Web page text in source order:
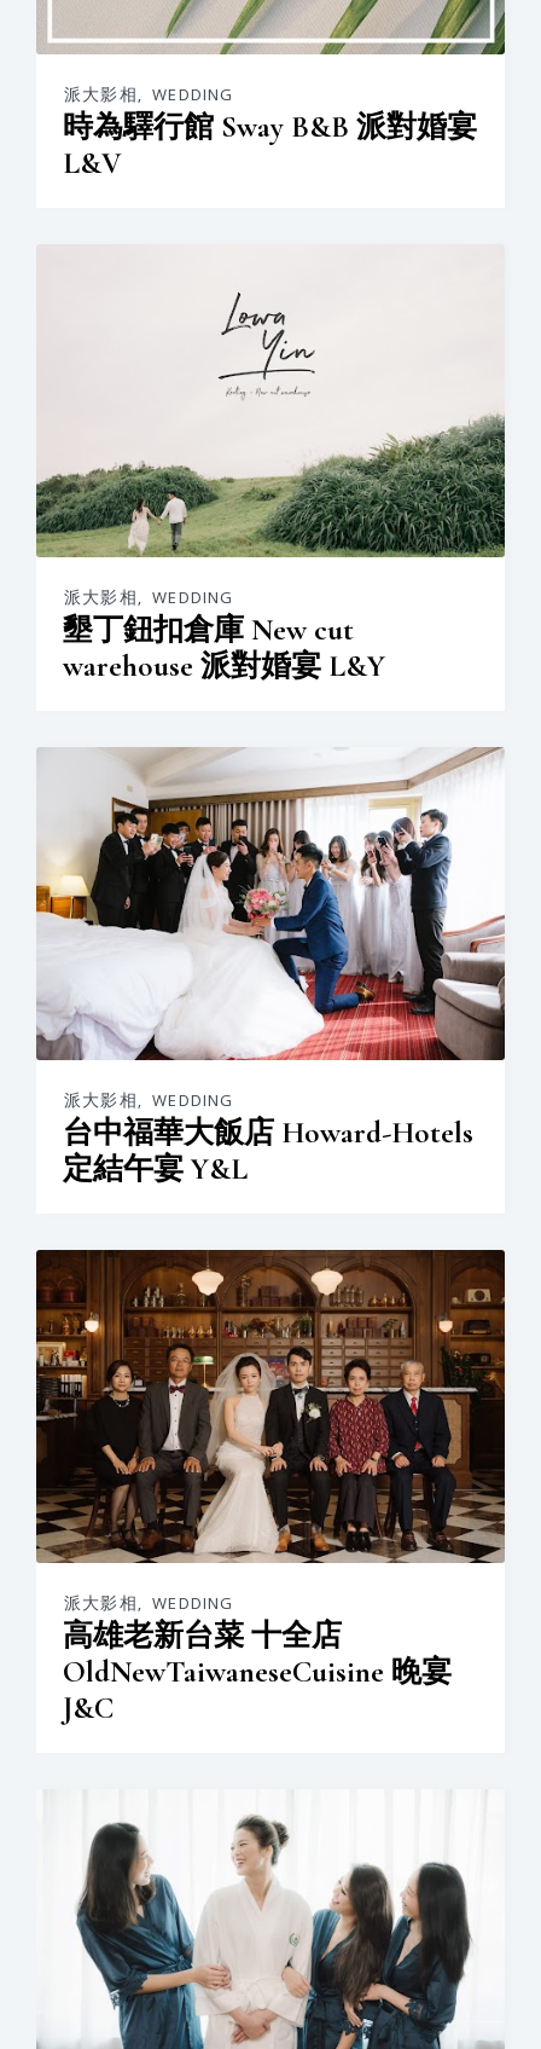
派大影相, WEDDING
時為驛行館 Sway B&B 派對婚宴
L&V
派大影相, WEDDING
墾丁鈕扣倉庫 New cut
warehouse 派對婚宴 L&Y
派大影相, WEDDING
台中福華大飯店 Howard-Hotels
定結午宴 Y&L
派大影相, WEDDING
高雄老新台菜 十全店
OldNewTaiwaneseCuisine 晚宴
J&C